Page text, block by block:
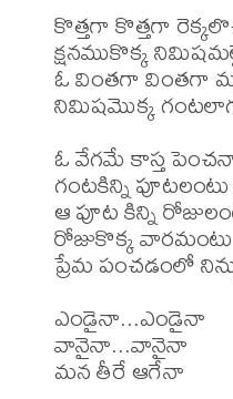
కొత్తగా కొత్తగా
క్షనముకొక్క
ఓ వింతగా వింతగా
నిమిషమొక్క
ఓ వేగమే కాస్త
గంటకిన్ని
ఆ పూట కిన్ని
రోజుకొక్క
ప్రేమ పంచడంలో
ఎండైనా...ఎండైనా
వానైనా...వానైనా
మన తీరే ఆగేనా